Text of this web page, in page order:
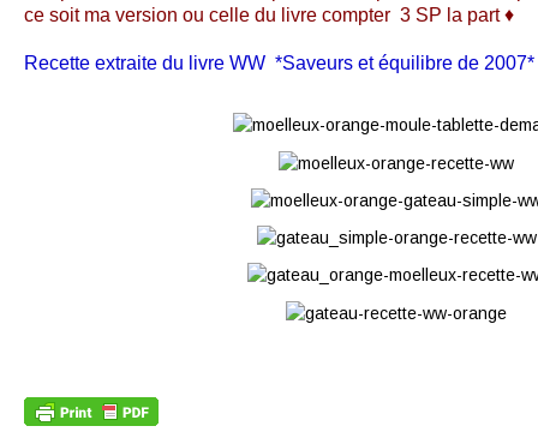
ce soit ma version ou celle du livre compter 3 SP la part ♦
Recette extraite du livre WW *Saveurs et équilibre de 2007*